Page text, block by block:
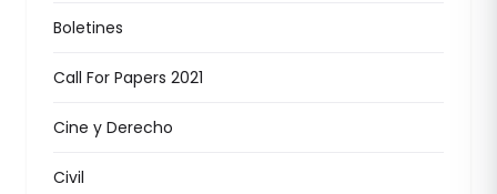
Boletines
Call For Papers 2021
Cine y Derecho
Civil